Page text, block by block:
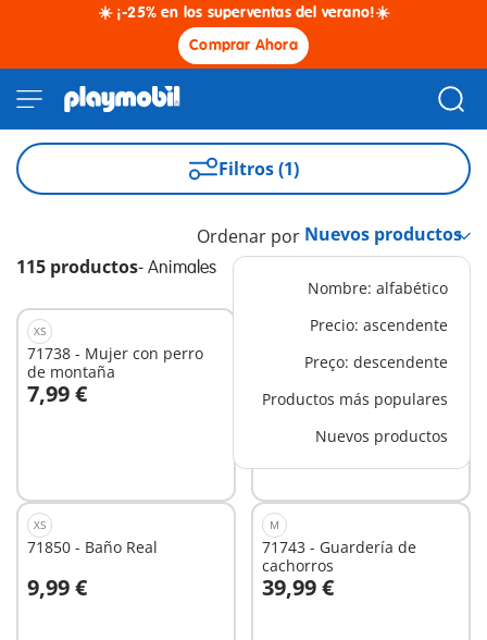
☀️ ¡-25% en los superventas del verano!☀️
Comprar Ahora
Filtros (1)
115 productos- Animales
Ordenar por
Nombre: alfabético
Precio: ascendente
Preço: descendente
Productos más populares
Nuevos productos
XS
71738 - Mujer con perro
de montaña
7,99 €
A la cesta
71803 - Granjera con
ternero
5,99 €
A la cesta
XS
71850 - Baño Real
9,99 €
A la cesta
M
71743 - Guardería de
cachorros
39,99 €
A la cesta